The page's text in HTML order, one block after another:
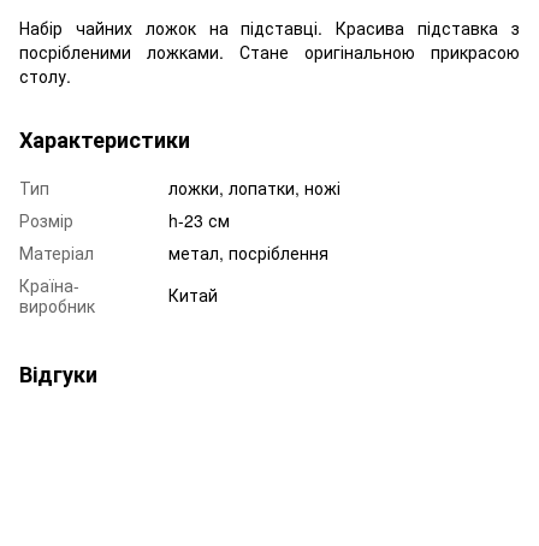
Набір чайних ложок на підставці. Красива підставка з
посрібленими ложками. Стане оригінальною прикрасою
столу.
Характеристики
Тип
ложки, лопатки, ножі
Розмір
h-23 см
Матеріал
метал, посріблення
Країна-
виробник
Китай
Відгуки